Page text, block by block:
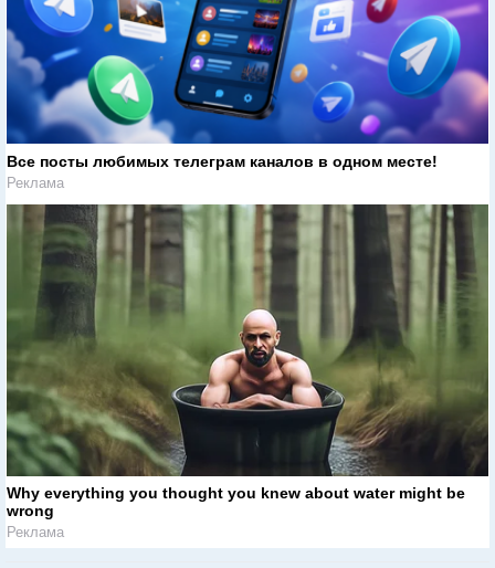
Все посты любимых телеграм каналов в одном месте!
Реклама
Why everything you thought you knew about water might be
wrong
Реклама